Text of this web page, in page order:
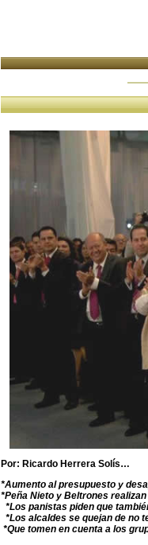
Por: Ricardo Herrera Solís…
*Aumento al presupuesto y
*Peña Nieto y Beltrones
*Los panistas piden que
*Los alcaldes se quejan de no
*Que tomen en cuenta a los